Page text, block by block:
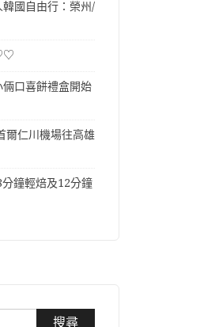
國自由行：榮州/
口喜餅禮盒開始
仁川機場往高雄
鐘輕焙及12分鐘